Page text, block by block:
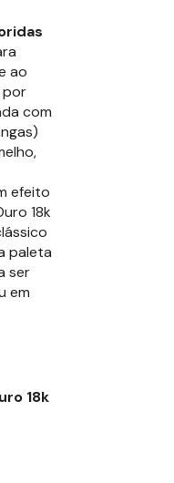
ao
por
com
efeito
18k
paleta
ser
em
18k